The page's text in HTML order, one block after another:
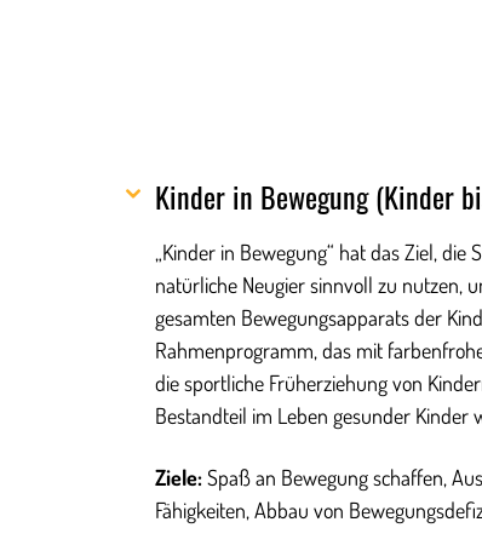
Kinder in Bewegung (Kinder
„Kinder in Bewegung“ hat das Ziel,
natürliche Neugier sinnvoll zu nutzen,
gesamten Bewegungsapparats der
Rahmenprogramm, das mit
die sportliche Früherziehung von
Bestandteil im Leben gesunder Kinder
Ziele:Spaß an Bewegung schaffen,
Fähigkeiten, Abbau von